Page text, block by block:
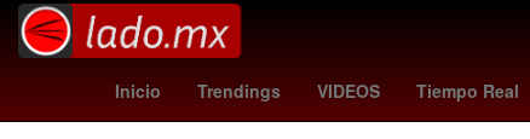
Inicio Trendings VIDEOS Tiempo Real
Dólar estadounidense Aguascalientes Twitch